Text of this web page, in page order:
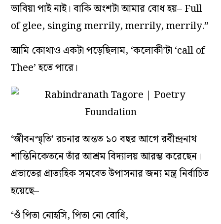
ভাবিয়া পাই নাই। বাকি অংশটা আমার বোধ হয়– Full
of glee, singing merrily, merrily, merrily.”
আমি কোথাও একটা পড়েছিলাম, ‘কলোকী’টা ‘call of
Thee’ হতে পারে।
‘জীবনস্মৃতি’ রচনার অন্তত ১০ বছর আগে রবীন্দ্রনাথ
শান্তিনিকেতনে তাঁর আশ্রম বিদ্যালয় আরম্ভ করেছেন।
প্রভাতের প্রাত্যহিক সমবেত উপাসনার জন্য‌ মন্ত্র নির্বাচিত
হয়েছে–
‘ওঁ পিতা নোহসি, পিতা নো বোধি,